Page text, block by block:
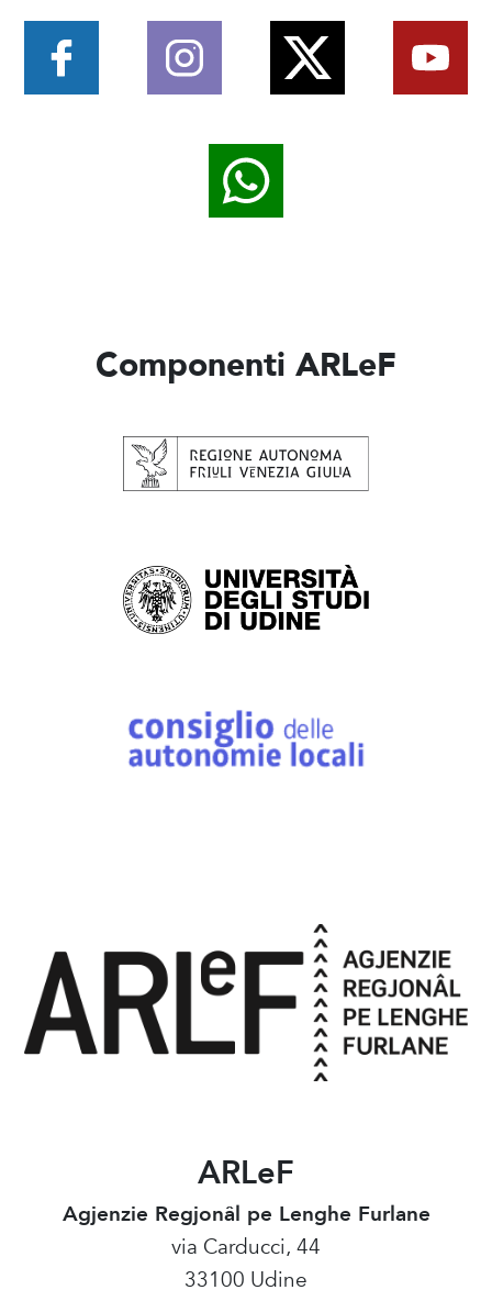
Componenti ARLeF
ARLeF
Agjenzie Regjonâl pe Lenghe Furlane
via Carducci, 44
33100 Udine